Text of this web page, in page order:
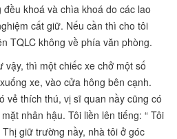
khoá và chìa khoá do các lao
cất giữ. Nếu cần thì cho tôi
TQLC không về phía văn phòng.
vậy, thì một chiếc xe chở một số
xe, vào cửa hông bên cạnh.
vẻ thích thú, vị sĩ quan nầy cũng có
nhân hậu. Tôi liền lên tiếng: “ Tôi
giữ trường nầy, nhà tôi ở góc